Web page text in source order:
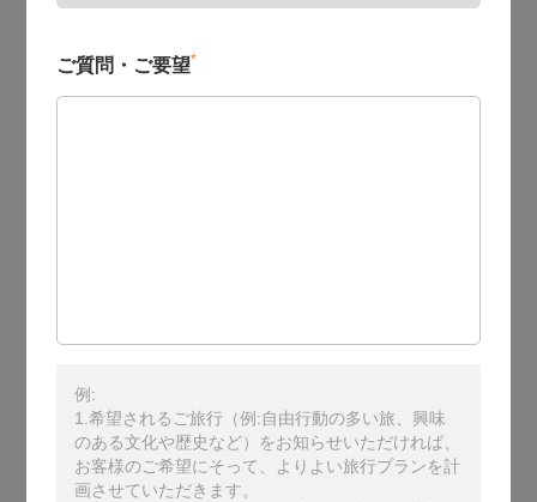
ご質問・ご要望*
例:
1.希望されるご旅行（例:自由行動の多い旅、興味
のある文化や歴史など）をお知らせいただければ、
お客様のご希望にそって、よりよい旅行プランを計
画させていただきます。